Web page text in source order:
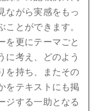
ながら実感をもっ
とができます。
を更にテーマごと
に考え、どのよう
を持ち、またその
をテキストにも掲
ジする一助となる